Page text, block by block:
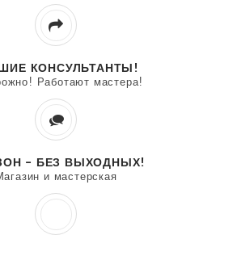
КОНСУЛЬТАНТЫ!
Работают мастера!
- БЕЗ ВЫХОДНЫХ!
и мастерская